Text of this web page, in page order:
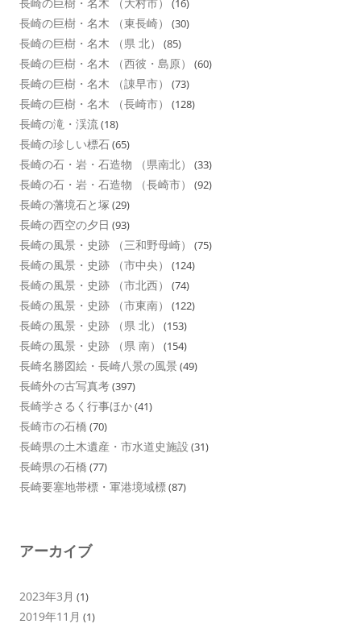
長崎の巨樹・名木 （大村市） (16)
長崎の巨樹・名木 （東長崎） (30)
長崎の巨樹・名木 （県 北） (85)
長崎の巨樹・名木 （西彼・島原） (60)
長崎の巨樹・名木 （諌早市） (73)
長崎の巨樹・名木 （長崎市） (128)
長崎の滝・渓流(18)
長崎の珍しい標石(65)
長崎の石・岩・石造物 （県南北） (33)
長崎の石・岩・石造物 （長崎市） (92)
長崎の藩境石と塚 (29)
長崎の西空の夕日 (93)
長崎の風景・史跡 （三和野母崎） (75)
長崎の風景・史跡 （市中央） (124)
長崎の風景・史跡 （市北西） (74)
長崎の風景・史跡 （市東南） (122)
長崎の風景・史跡 （県 北） (153)
長崎の風景・史跡 （県 南） (154)
長崎名勝図絵・長崎八景の風景 (49)
長崎外の古写真考(397)
長崎学さるく行事ほか(41)
長崎市の石橋 (70)
長崎県の土木遺産・市水道史施設 (31)
長崎県の石橋 (77)
長崎要塞地帯標・軍港境域標(87)
アーカイブ
2023年3月 (1)
2019年11月 (1)